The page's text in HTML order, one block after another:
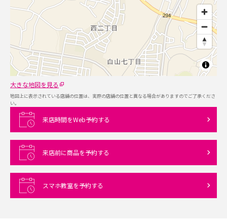
大きな地図を見る
地図上に表示されている店舗の位置は、実際の店舗の位置と異なる場合がありますのでご了承くださ
い。
来店時間をWeb予約する
来店前に商品を予約する
スマホ教室を予約する